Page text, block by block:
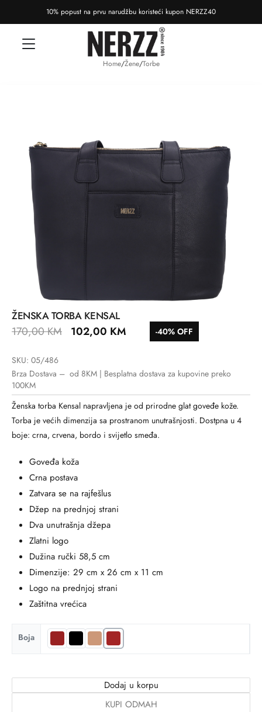
10% popust na prvu narudžbu koristeći kupon NERZZ40
Home/Žene/Torbe
ŽENSKA TORBA KENSAL
170,00KM 102,00 KM -40% OFF
SKU: 05/486
Brza Dostava – od 8KM | Besplatna dostava za kupovine preko
100KM
Ženska torba Kensal napravljena je od prirodne glat goveđe kože.
Torba je većih dimenzija sa prostranom unutrašnjosti. Dostpna u 4
boje: crna, crvena, bordo i svijetlo smeđa.
Goveđa koža
Crna postava
Zatvara se na rajfešlus
Džep na prednjoj strani
Dva unutrašnja džepa
Zlatni logo
Dužina ručki 58,5 cm
Dimenzije: 29 cm x 26 cm x 11 cm
Logo na prednjoj strani
Zaštitna vrećica
Boja
Dodaj u korpu
KUPI ODMAH